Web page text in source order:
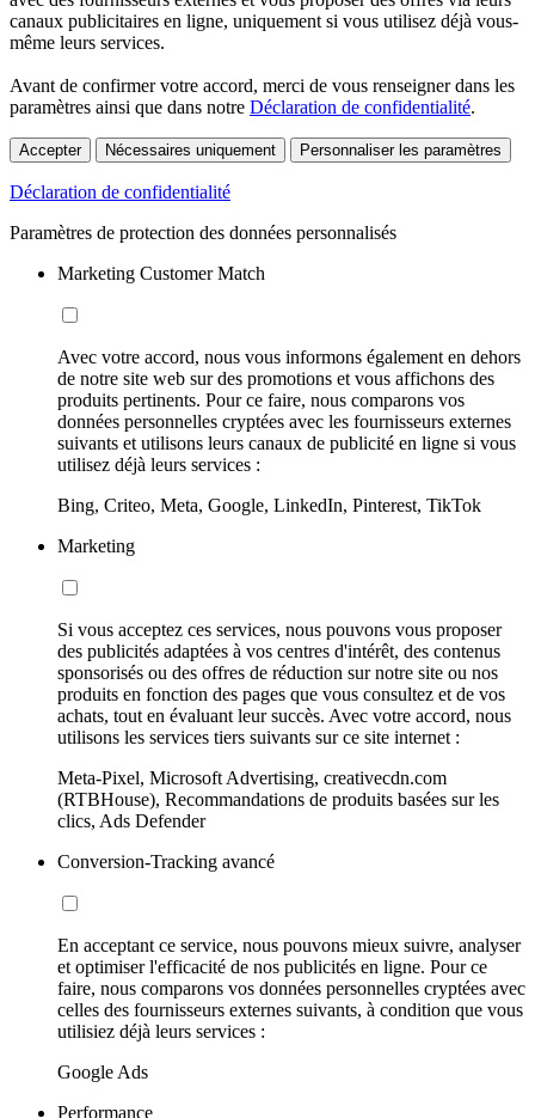
canaux publicitaires en ligne, uniquement si vous utilisez déjà vous-
même leurs services.
Avant de confirmer votre accord, merci de vous renseigner dans les
paramètres ainsi que dans notre Déclaration de confidentialité.
Accepter Nécessaires uniquement Personnaliser les paramètres
Déclaration de confidentialité
Paramètres de protection des données personnalisés
Marketing Customer Match
Avec votre accord, nous vous informons également en dehors
de notre site web sur des promotions et vous affichons des
produits pertinents. Pour ce faire, nous comparons vos
données personnelles cryptées avec les fournisseurs externes
suivants et utilisons leurs canaux de publicité en ligne si vous
utilisez déjà leurs services :
Bing, Criteo, Meta, Google, LinkedIn, Pinterest, TikTok
Marketing
Si vous acceptez ces services, nous pouvons vous proposer
des publicités adaptées à vos centres d'intérêt, des contenus
sponsorisés ou des offres de réduction sur notre site ou nos
produits en fonction des pages que vous consultez et de vos
achats, tout en évaluant leur succès. Avec votre accord, nous
utilisons les services tiers suivants sur ce site internet :
Meta-Pixel, Microsoft Advertising, creativecdn.com
(RTBHouse), Recommandations de produits basées sur les
clics, Ads Defender
Conversion-Tracking avancé
En acceptant ce service, nous pouvons mieux suivre, analyser
et optimiser l'efficacité de nos publicités en ligne. Pour ce
faire, nous comparons vos données personnelles cryptées avec
celles des fournisseurs externes suivants, à condition que vous
utilisiez déjà leurs services :
Google Ads
Performance